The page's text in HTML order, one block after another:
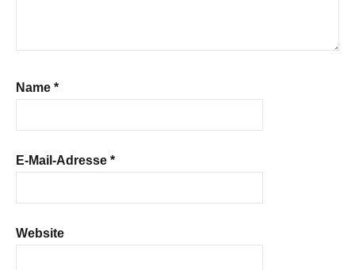
Name *
E-Mail-Adresse *
Website